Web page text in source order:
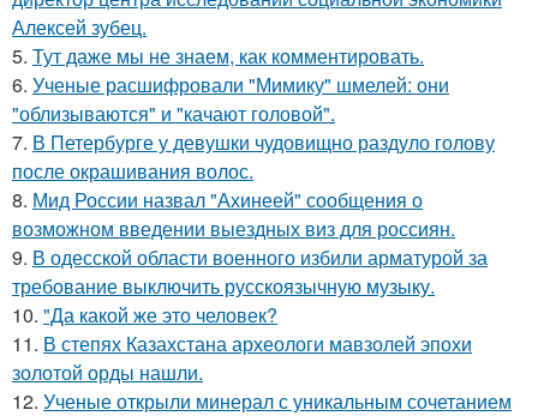
Алексей зубец.
5. Тут даже мы не знаем, как комментировать.
6. Ученые расшифровали "Мимику" шмелей: они
"облизываются" и "качают головой".
7. В Петербурге у девушки чудовищно раздуло голову
после окрашивания волос.
8. Мид России назвал "Ахинеей" сообщения о
возможном введении выездных виз для россиян.
9. В одесской области военного избили арматурой за
требование выключить русскоязычную музыку.
10. "Да какой же это человек?
11. В степях Казахстана археологи мавзолей эпохи
золотой орды нашли.
12. Ученые открыли минерал с уникальным сочетанием